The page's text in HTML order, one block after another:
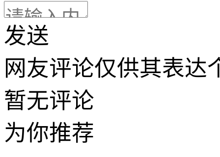
发送
网友评论仅供其表达
暂无评论
为你推荐